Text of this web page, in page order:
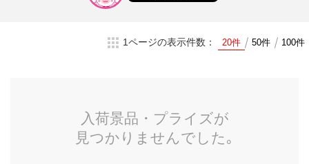
1ページの表示件数： 20件 50件 100件